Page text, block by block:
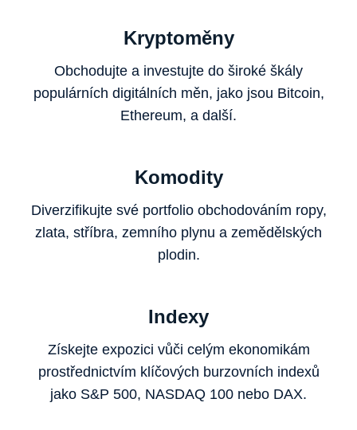
Kryptoměny
Obchodujte a investujte do široké škály
populárních digitálních měn, jako jsou Bitcoin,
Ethereum, a další.
Komodity
Diverzifikujte své portfolio obchodováním ropy,
zlata, stříbra, zemního plynu a zemědělských
plodin.
Indexy
Získejte expozici vůči celým ekonomikám
prostřednictvím klíčových burzovních indexů
jako S&P 500, NASDAQ 100 nebo DAX.